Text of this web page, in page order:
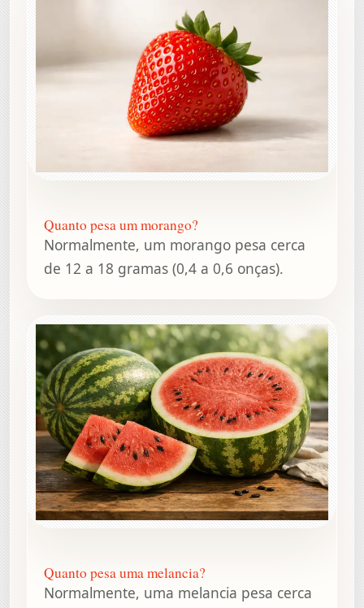
Quanto pesa um morango?
Normalmente, um morango pesa cerca
de 12 a 18 gramas (0,4 a 0,6 onças).
Quanto pesa uma melancia?
Normalmente, uma melancia pesa cerca